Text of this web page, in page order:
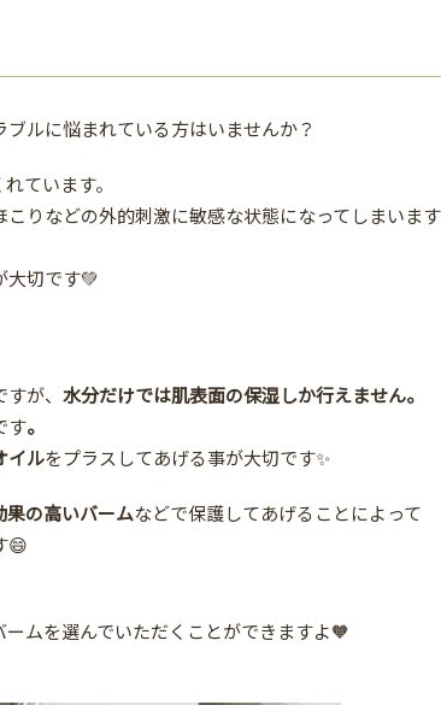
ルに悩まれている方はいませんか？
ています。
りなどの外的刺激に敏感な状態になってしまいます
大切です💚
が、 水分だけでは肌表面の保湿しか行えません。
す。
イルをプラスしてあげる事が大切です✨
果の高いバームなどで保護してあげることによって
😄
ムを選んでいただくことができますよ🧡